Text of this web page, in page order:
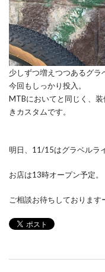
少しずつ増えつつあるグラ
今回もしっかり投入。
MTBにおいてと同じく、
きカスタムです。
明日、11/15はグラベルラ
お店は13時オープン予定。
ご相談お待ちしております